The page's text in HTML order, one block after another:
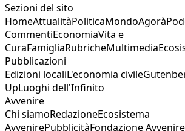
Sezioni del sito
HomeAttualitàPoliticaMondoAgorà
CommentiEconomiaVita e
CuraFamigliaRubricheMultimedia
Pubblicazioni
Edizioni localiL'economia civile
UpLuoghi dell'Infinito
Avvenire
Chi siamoRedazioneEcosistema
AvvenirePubblicitàFondazione Avvenire